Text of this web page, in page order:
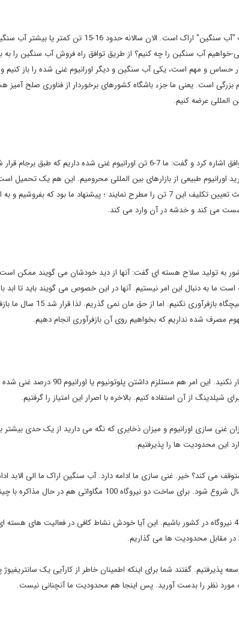
معاون رئیس جمهور گفت: دستاورد دیگرمان در خصوص کالای استراتژِیک "آب سنگین" اراک است. الان
ذخیره می کنیم. بعد می-خواهیم آب سنگین را چه کنیم؟ از طریق توافق راه فروش آب سنگین را به
حساس و مهم است، یکی آب سنگین و دیگر اورانیوم غنی شده را باز کنیم
است. یعنی ما جزء باشگاه کشورهای برخوردار از فناوری صلح آمیز
المللی عرضه کنیم.
رئیس سازمان انرژی اتمی سپس به محدودیت های پذیرفته شده طبق توافق اشاره کرد و گفت: ما 7-6 تن اورانیوم غنی شده
اورانیوم طبیعی از بازارهای بین المللی محرومیم. این هم یک تحمیل
برقرار نگه می¬دارند. اما به خاطر این برجام مجبور شده اند به گونه ای بحث تعیین تکلیف این 7 تن را مطرح نمایند ؛ پیشنهاد ما بود که
سست می کند و خدشه در آن وارد می کند.
به تولید سلاح هسته ای گفت: آنها از دید خودشان می گویند ممکن است
ما به دنبال این امر نیستیم. آنها در این خصوص می گویند باید تا ابد
نکنید. ما گفتیم از هیچ حقی الی الابد صرف نظر نمی کنیم. ممکن است هیچگاه بازفرآوری
دکتر صالحی افزود: محدودیت دیگر این است که گفتند روی فلز اورانیوم کار نکنید. این امر هم
غنی سازی اورانیوم و میزان ذخایری که نگه می دارید از یک حدی بیشتر
محدودیت ها را پذیرفتیم.
می کند؟ خیر. غنی سازی ما ادامه دارد. آب سنگین اراک ما الی الابد
100 مگاواتی هم در حال مذاکره با چینی ها هستیم.
دکتر صالحی گفت: ما انشا ء الله در 4-3 سال آینده شاهد فعالیت کارگاهی 4 نیروگاه در کشور باشیم. این آیا خودش نشاط کافی در فعالیت های
مقابل محدودیت ها می گذاریم.
گفتند شما برای اینکه اطمینان خاطر از کارآیی یک سانتریفیوژ